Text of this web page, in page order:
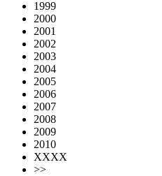
1999
2000
2001
2002
2003
2004
2005
2006
2007
2008
2009
2010
XXXX
>>